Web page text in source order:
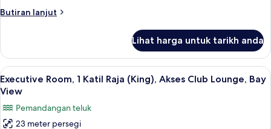
(King),
Lounge
Butiran lanjut
Butiran
Room,
Katil
Raja
Akses
Club
Lihat harga untuk tarikh anda
Lihat
semua
untuk
Bar mini, peti besi dalam bilik, meja,
6
Executive Room, 1 Katil Raja (King), Akses Club Lounge, Bay
View
Pemandangan teluk
23 meter persegi